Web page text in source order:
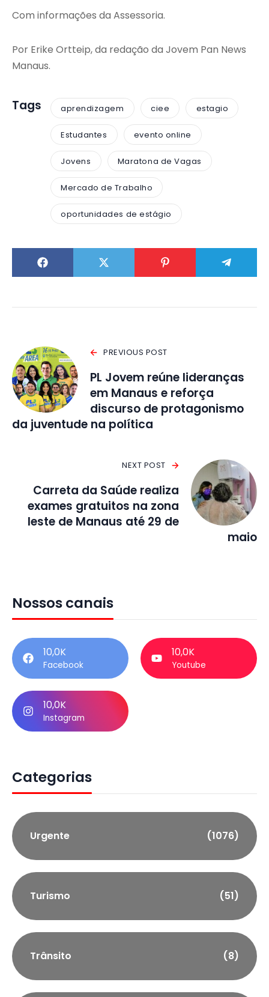
Com informações da Assessoria.
Por Erike Ortteip, da redação da Jovem Pan News
Manaus.
Tags aprendizagem ciee estagio
Estudantes evento online
Jovens Maratona de Vagas
Mercado de Trabalho
oportunidades de estágio
PREVIOUS POST
PL Jovem reúne lideranças
em Manaus e reforça
discurso de protagonismo
da juventude na política
NEXT POST
Carreta da Saúde realiza
exames gratuitos na zona
leste de Manaus até 29 de
maio
Nossos canais
10,0K
Facebook
10,0K
Youtube
10,0K
Instagram
Categorias
Urgente (1076)
Turismo (51)
Trânsito (8)